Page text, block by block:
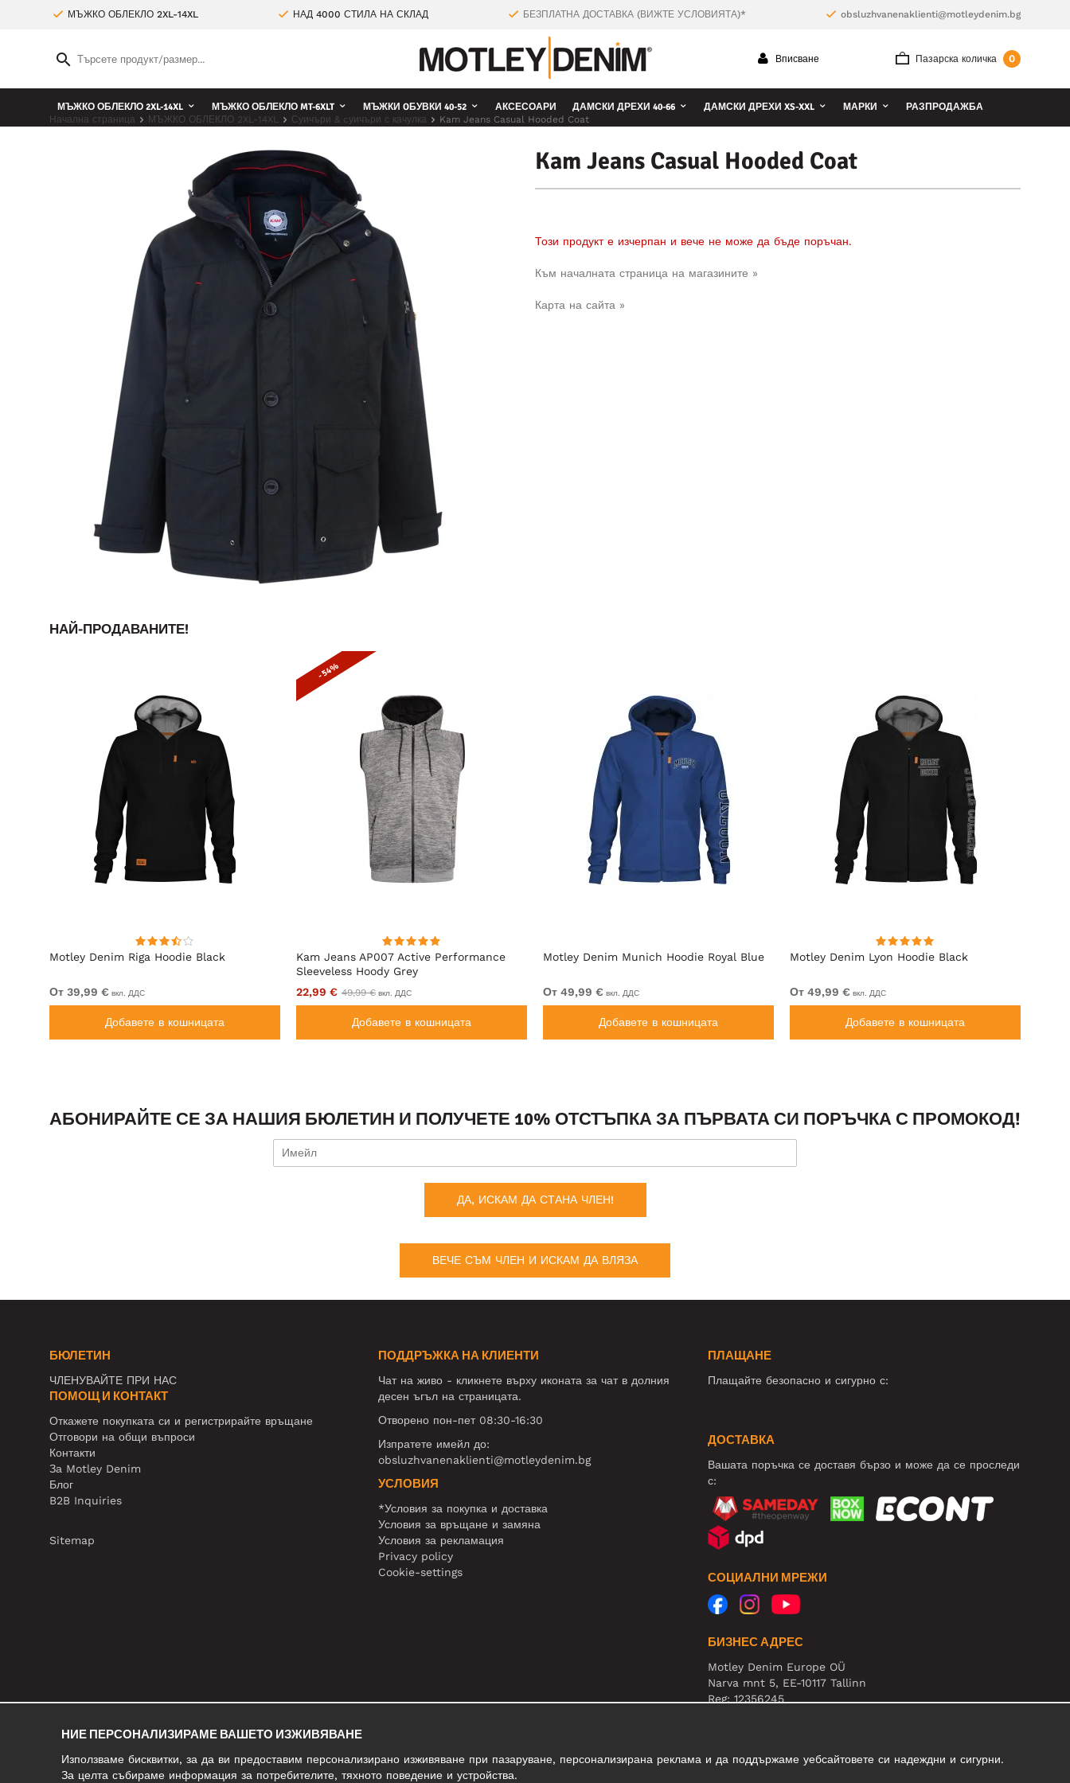
МЪЖКО ОБЛЕКЛО 2XL-14XL НАД 4000 СТИЛА НА СКЛАД БЕЗПЛАТНА ДОСТАВКА (ВИЖТЕ УСЛОВИЯТА)* obsluzhvanenaklienti@motleydenim.bg
Пазарска количка 0
Вписване
МЪЖКО ОБЛЕКЛО 2XL-14XL МЪЖКО ОБЛЕКЛО MT-6XLT МЪЖКИ OБУВКИ 40-52 АКСЕСОАРИ ДАМСКИ ДРЕХИ 40-66 ДАМСКИ ДРЕХИ XS-XXL МАРКИ РАЗПРОДАЖБА
Начална страница МЪЖКО ОБЛЕКЛО 2XL-14XL Суичъри & cуичъри с качулка Kam Jeans Casual Hooded Coat
Kam Jeans Casual Hooded Coat
Този продукт е изчерпан и вече не може да бъде поръчан.
Към началната страница на магазините »
Карта на сайта »
НАЙ-ПРОДАВАНИТЕ!
Motley Denim Riga Hoodie Black
От 39,99 € вкл. ДДС
Добавете в кошницата
Kam Jeans AP007 Active Performance
Sleeveless Hoody Grey
- 54%
22,99 € 49,99 € вкл. ДДС
Добавете в кошницата
Motley Denim Munich Hoodie Royal Blue
От 49,99 € вкл. ДДС
Добавете в кошницата
Motley Denim Lyon Hoodie Black
От 49,99 € вкл. ДДС
Добавете в кошницата
АБОНИРАЙТЕ СЕ ЗА НАШИЯ БЮЛЕТИН И ПОЛУЧЕТЕ 10% ОТСТЪПКА ЗА ПЪРВАТА СИ ПОРЪЧКА С ПРОМОКОД!
ДА, ИСКАМ ДА СТАНА ЧЛЕН!
ВЕЧЕ СЪМ ЧЛЕН И ИСКАМ ДА ВЛЯЗА
БЮЛЕТИН
ЧЛЕНУВАЙТЕ ПРИ НАС
ПОМОЩ И КОНТАКТ
Откажете покупката си и регистрирайте връщане
Отговори на общи въпроси
Контакти
За Motley Denim
Блог
B2B Inquiries
Sitemap
ПОДДРЪЖКА НА КЛИЕНТИ
Чат на живо - кликнете върху иконата за чат в долния
десен ъгъл на страницата.
Отворено пон-пет 08:30-16:30
Изпратете имейл до:
obsluzhvanenaklienti@motleydenim.bg
УСЛОВИЯ
*Условия за покупка и доставка
Условия за връщане и замяна
Условия за рекламация
Privacy policy
Cookie-settings
ПЛАЩАНЕ
Плащайте безопасно и сигурно с:
ДОСТАВКА
Вашата поръчка се доставя бързо и може да се проследи
с:
СОЦИАЛНИ МРЕЖИ
БИЗНЕС АДРЕС
Motley Denim Europe OÜ
Narva mnt 5, EE-10117 Tallinn
Reg: 12356245
НИЕ ПЕРСОНАЛИЗИРАМЕ ВАШЕТО ИЗЖИВЯВАНЕ
Използваме бисквитки, за да ви предоставим персонализирано изживяване при пазаруване, персонализирана реклама и да поддържаме уебсайтовете си надеждни и сигурни.
За целта събираме информация за потребителите, тяхното поведение и устройства.